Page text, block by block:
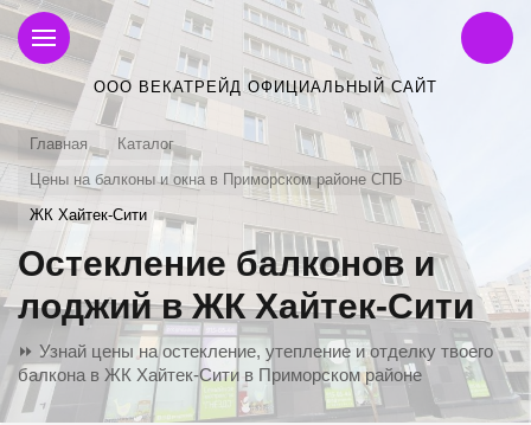
ООО ВЕКАТРЕЙД ОФИЦИАЛЬНЫЙ САЙТ
Главная
Каталог
Цены на балконы и окна в Приморском районе СПБ
ЖК Хайтек-Сити
Остекление балконов и
лоджий в ЖК Хайтек-Сити
⏩ Узнай цены на остекление, утепление и отделку твоего
балкона в ЖК Хайтек-Сити в Приморском районе